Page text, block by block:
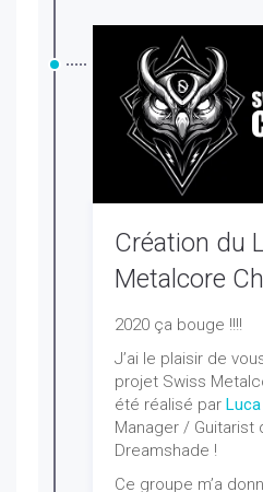
Création du
Metalcore
2020 ça bouge !!!!
J’ai le plaisir de
projet Swiss
été réalisé par
Manager / Guitarist
Dreamshade !
Ce groupe m’a